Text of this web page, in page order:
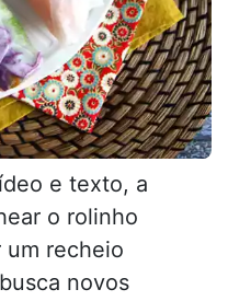
e texto, a
o rolinho
um recheio
novos